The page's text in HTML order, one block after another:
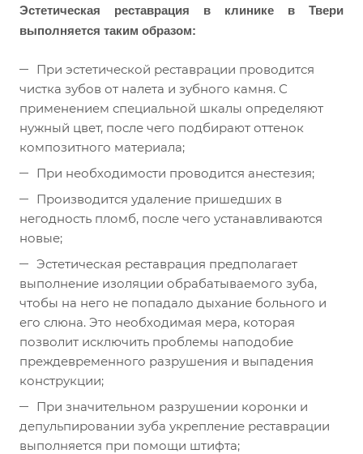
Эстетическая реставрация в клинике в Твери
выполняется таким образом:
При эстетической реставрации проводится
чистка зубов от налета и зубного камня. С
применением специальной шкалы определяют
нужный цвет, после чего подбирают оттенок
композитного материала;
При необходимости проводится анестезия;
Производится удаление пришедших в
негодность пломб, после чего устанавливаются
новые;
Эстетическая реставрация предполагает
выполнение изоляции обрабатываемого зуба,
чтобы на него не попадало дыхание больного и
его слюна. Это необходимая мера, которая
позволит исключить проблемы наподобие
преждевременного разрушения и выпадения
конструкции;
При значительном разрушении коронки и
депульпировании зуба укрепление реставрации
выполняется при помощи штифта;